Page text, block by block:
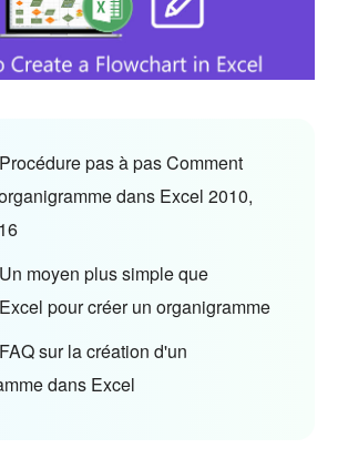
pas à pas Comment
dans Excel 2010,
moyen plus simple que
pour créer un organigramme
sur la création d'un
dans Excel